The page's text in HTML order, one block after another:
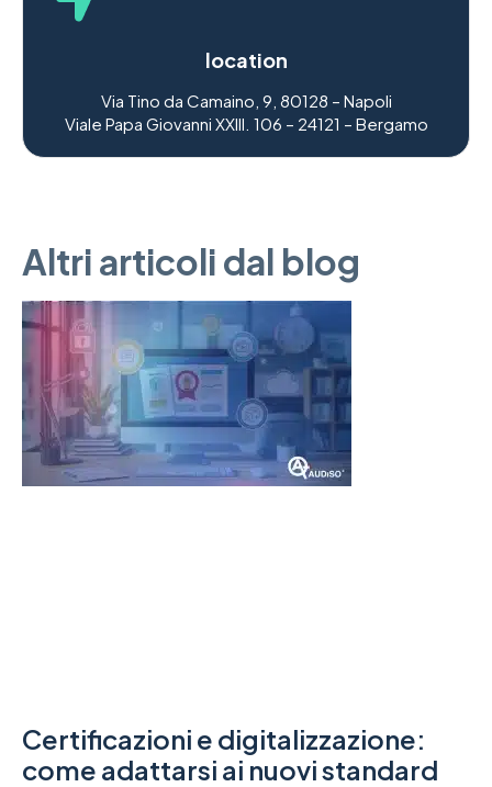
location
Via Tino da Camaino, 9, 80128 – Napoli
Viale Papa Giovanni XXIII. 106 – 24121 – Bergamo
Altri articoli dal blog
Certificazioni e digitalizzazione:
come adattarsi ai nuovi standard